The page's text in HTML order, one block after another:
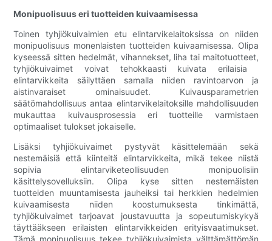
Monipuolisuus eri tuotteiden kuivaamisessa
Toinen tyhjiökuivaimien etu elintarvikelaitoksissa on niiden
monipuolisuus monenlaisten tuotteiden kuivaamisessa. Olipa
kyseessä sitten hedelmät, vihannekset, liha tai maitotuotteet,
tyhjiökuivaimet voivat tehokkaasti kuivata erilaisia ​​
elintarvikkeita säilyttäen samalla niiden ravintoarvon ja
aistinvaraiset ominaisuudet. Kuivausparametrien
säätömahdollisuus antaa elintarvikelaitoksille mahdollisuuden
mukauttaa kuivausprosessia eri tuotteille varmistaen
optimaaliset tulokset jokaiselle.
Lisäksi tyhjiökuivaimet pystyvät käsittelemään sekä
nestemäisiä että kiinteitä elintarvikkeita, mikä tekee niistä
sopivia elintarviketeollisuuden monipuolisiin
käsittelysovelluksiin. Olipa kyse sitten nestemäisten
tuotteiden muuntamisesta jauheiksi tai herkkien hedelmien
kuivaamisesta niiden koostumuksesta tinkimättä,
tyhjiökuivaimet tarjoavat joustavuutta ja sopeutumiskykyä
täyttääkseen erilaisten elintarvikkeiden erityisvaatimukset.